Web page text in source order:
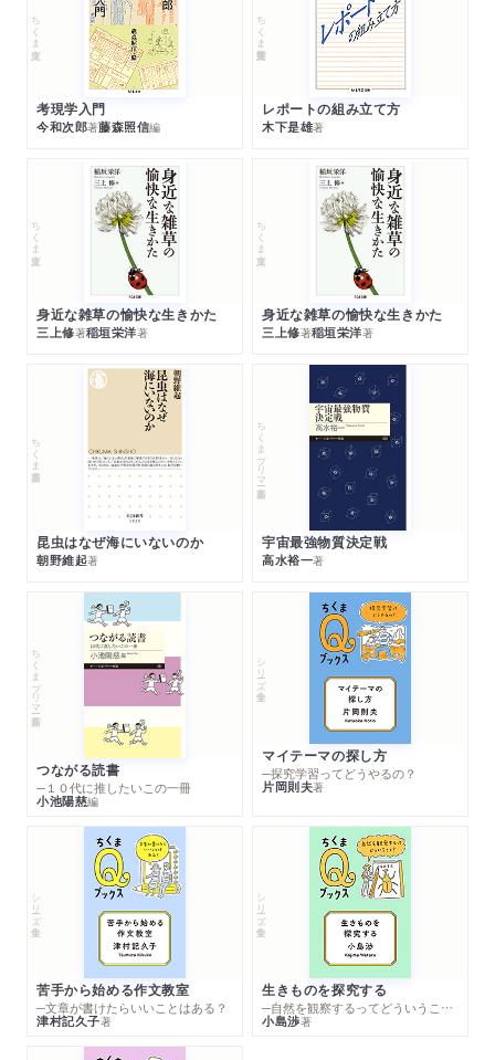
ちくま文庫
考現学入門
今和次郎著藤森照信編
ちくま学芸文庫
レポートの組み立て方
木下是雄著
ちくま文庫
身近な雑草の愉快な生きかた
三上修著稲垣栄洋著
ちくま文庫
身近な雑草の愉快な生きかた
三上修著稲垣栄洋著
ちくま新書
昆虫はなぜ海にいないのか
朝野維起著
ちくまプリマー新書
宇宙最強物質決定戦
高水裕一著
ちくまプリマー新書
つながる読書
─１０代に推したいこの一冊
小池陽慈編
シリーズ・全集
マイテーマの探し方
─探究学習ってどうやるの？
片岡則夫著
シリーズ・全集
苦手から始める作文教室
─文章が書けたらいいことはある？
津村記久子著
シリーズ・全集
生きものを探究する
─自然を観察するってどういうこと？
小島渉著